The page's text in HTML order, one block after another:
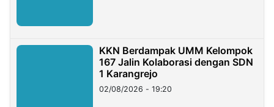
KKN Berdampak UMM Kelompok
167 Jalin Kolaborasi dengan SDN
1 Karangrejo
02/08/2026 - 19:20